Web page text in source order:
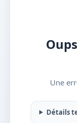
Une
Détails